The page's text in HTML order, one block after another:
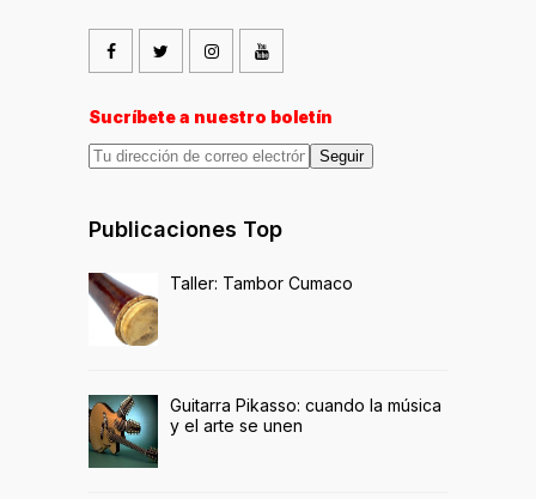
Sucríbete a nuestro boletín
Seguir
Publicaciones Top
Taller: Tambor Cumaco
Guitarra Pikasso: cuando la música
y el arte se unen